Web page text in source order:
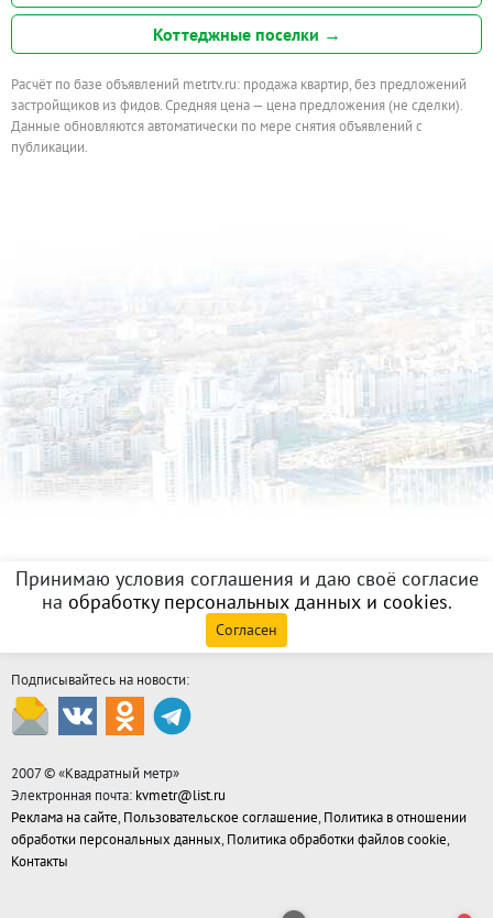
Коттеджные поселки →
Расчёт по базе объявлений metrtv.ru: продажа квартир, без предложений
застройщиков из фидов. Средняя цена — цена предложения (не сделки).
Данные обновляются автоматически по мере снятия объявлений с
публикации.
Принимаю условия соглашения и даю своё согласие
на обработку персональных данных и cookies.
Согласен
Подписывайтесь на новости:
2007 © «Квадратный метр»
Электронная почта: kvmetr@list.ru
Реклама на сайте, Пользовательское соглашение, Политика в отношении
обработки персональных данных, Политика обработки файлов cookie,
Контакты